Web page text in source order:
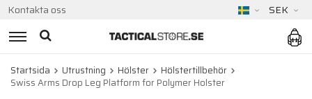
Kontakta oss SEK
Startsida Utrustning Hölster
Hölstertillbehör
Swiss Arms Drop Leg Platform for Polymer Holster